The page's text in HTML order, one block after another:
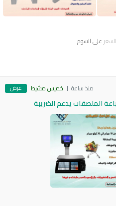
السعر على السوم
منذ ساعة خميس مشيط عرض
الملصقات يدعم الضريبة